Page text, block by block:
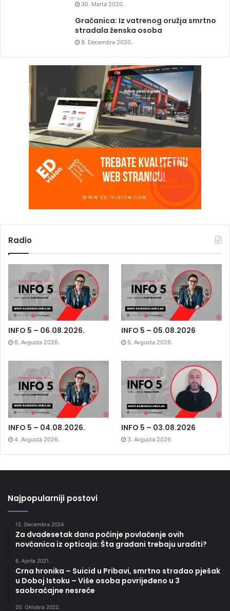
30. Marta 2020.
Gračanica: Iz vatrenog oružja smrtno
stradala ženska osoba
8. Decembra 2020.
Radio
INFO 5 – 06.08.2026.
6. Avgusta 2026.
INFO 5 – 05.08.2026
5. Avgusta 2026.
INFO 5 – 04.08.2026.
4. Avgusta 2026.
INFO 5 – 03.08.2026
3. Avgusta 2026.
Najpopularniji postovi
12. Decembra 2024.
Za dvadesetak dana počinje povlačenje ovih
novčanica iz opticaja: Šta građani trebaju uraditi?
6. Aprila 2021.
Crna hronika – Suicid u Pribavi, smrtno stradao pješak
u Doboj Istoku – Više osoba povrijeđeno u 3
saobraćajne nesreće
20. Oktobra 2022.